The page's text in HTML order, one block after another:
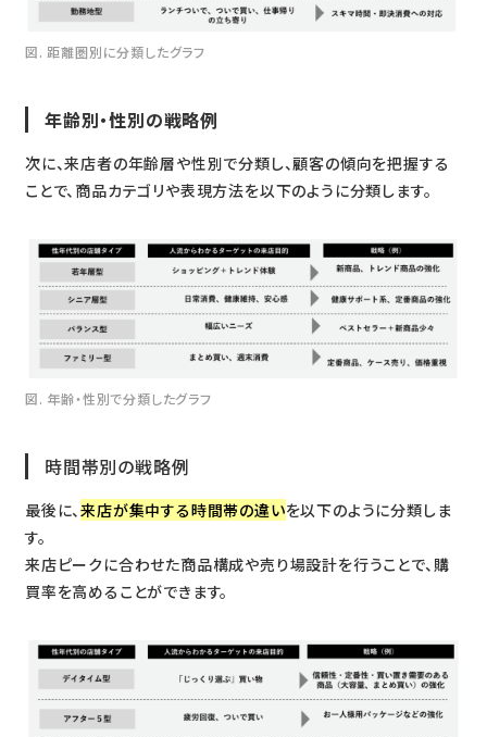
図. 距離圏別に分類したグラフ
年齢別・性別の戦略例
次に、来店者の年齢層や性別で分類し、顧客の傾向を把握する
ことで、商品カテゴリや表現方法を以下のように分類します。
図. 年齢・性別で分類したグラフ
時間帯別の戦略例
最後に、来店が集中する時間帯の違いを以下のように分類しま
す。
来店ピークに合わせた商品構成や売り場設計を行うことで、購
買率を高めることができます。